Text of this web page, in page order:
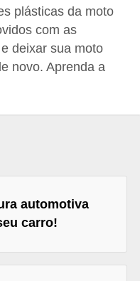
plásticas da moto
com as
deixar sua moto
novo. Aprenda a
automotiva
carro!